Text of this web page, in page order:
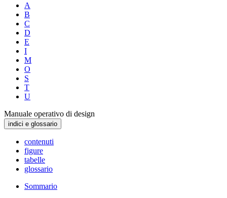
A
B
C
D
E
I
M
O
S
T
U
Manuale operativo di design
indici e glossario
contenuti
figure
tabelle
glossario
Sommario